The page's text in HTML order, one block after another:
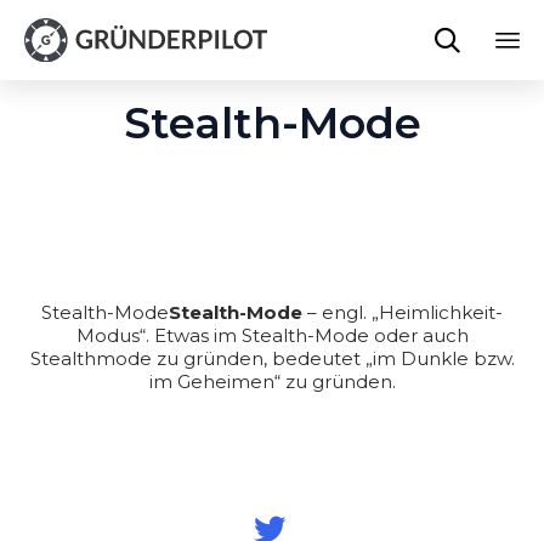

Stealth-Mode
Stealth-ModeStealth-Mode – engl. „Heimlichkeit-
Modus“. Etwas im Stealth-Mode oder auch
Stealthmode zu gründen, bedeutet „im Dunkle bzw.
im Geheimen“ zu gründen.